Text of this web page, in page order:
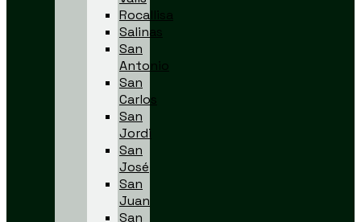
Rocallisa
Salinas
San
Antonio
San
Carlos
San
Jordi
San
José
San
Juan
San